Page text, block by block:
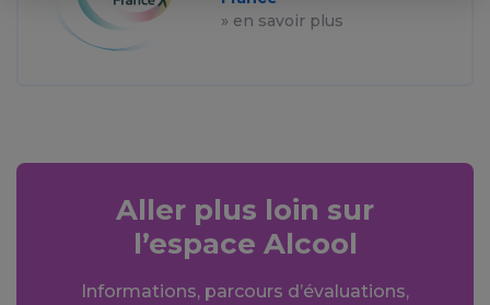
» en savoir plus
Aller plus loin sur
l’espace Alcool
Informations, parcours d’évaluations,